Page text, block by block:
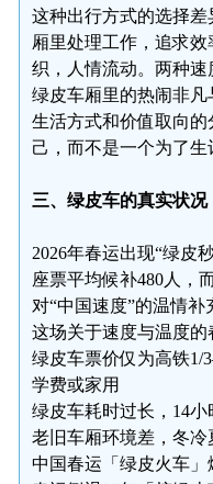
这种出行方式的选择
厢里处理工作，追求
织，人情流动。两种速
绿皮车厢里的热闹非
生活方式和价值取向
己，而不是一个为了生
三、绿皮车的真实状况
2026年春运出现“绿皮
座票平均候补480人，
对“中国速度”的温情
这场关于速度与温度的
绿皮车票价仅为高铁1/
学费或家用
绿皮车耗时过长，14
老旧车厢环境差，冬
中国春运「绿皮火车